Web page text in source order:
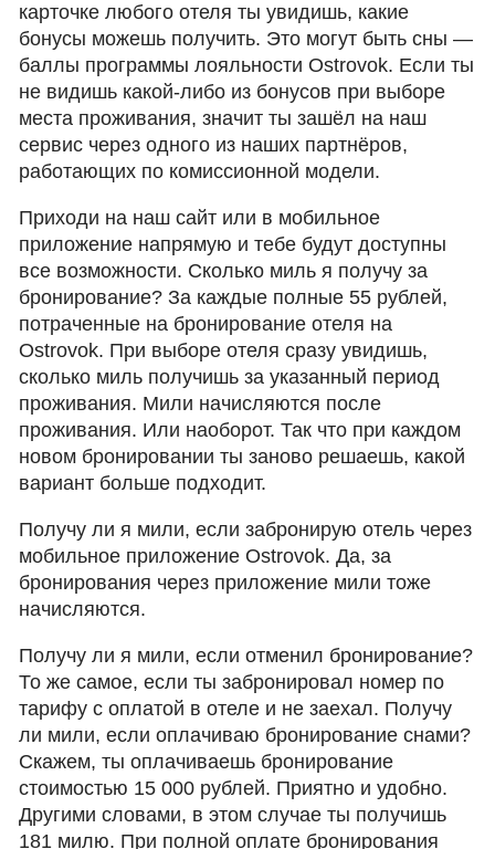
карточке любого отеля ты увидишь, какие
бонусы можешь получить. Это могут быть сны —
баллы программы лояльности Ostrovok. Если ты
не видишь какой-либо из бонусов при выборе
места проживания, значит ты зашёл на наш
сервис через одного из наших партнёров,
работающих по комиссионной модели.
Приходи на наш сайт или в мобильное
приложение напрямую и тебе будут доступны
все возможности. Сколько миль я получу за
бронирование? За каждые полные 55 рублей,
потраченные на бронирование отеля на
Ostrovok. При выборе отеля сразу увидишь,
сколько миль получишь за указанный период
проживания. Мили начисляются после
проживания. Или наоборот. Так что при каждом
новом бронировании ты заново решаешь, какой
вариант больше подходит.
Получу ли я мили, если забронирую отель через
мобильное приложение Ostrovok. Да, за
бронирования через приложение мили тоже
начисляются.
Получу ли я мили, если отменил бронирование?
То же самое, если ты забронировал номер по
тарифу с оплатой в отеле и не заехал. Получу
ли мили, если оплачиваю бронирование снами?
Скажем, ты оплачиваешь бронирование
стоимостью 15 000 рублей. Приятно и удобно.
Другими словами, в этом случае ты получишь
181 милю. При полной оплате бронирования